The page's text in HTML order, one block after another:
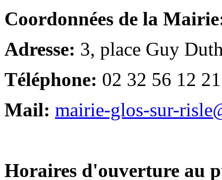
Coordonnées de la
Adresse: 3, place Guy
Téléphone: 02 32 56 12 21
Mail: mairie-glos-sur-
Horaires d'ouverture au